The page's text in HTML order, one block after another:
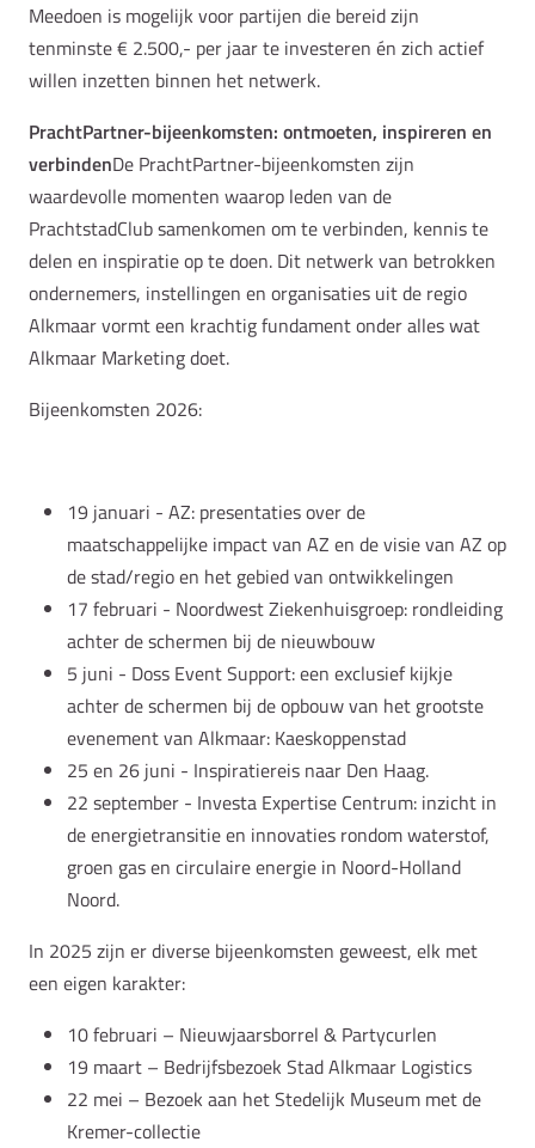
Meedoen is mogelijk voor partijen die bereid zijn
tenminste € 2.500,- per jaar te investeren én zich actief
willen inzetten binnen het netwerk.
PrachtPartner-bijeenkomsten: ontmoeten, inspireren en
verbindenDe PrachtPartner-bijeenkomsten zijn
waardevolle momenten waarop leden van de
PrachtstadClub samenkomen om te verbinden, kennis te
delen en inspiratie op te doen. Dit netwerk van betrokken
ondernemers, instellingen en organisaties uit de regio
Alkmaar vormt een krachtig fundament onder alles wat
Alkmaar Marketing doet.
Bijeenkomsten 2026:
19 januari - AZ: presentaties over de
maatschappelijke impact van AZ en de visie van AZ op
de stad/regio en het gebied van ontwikkelingen
17 februari - Noordwest Ziekenhuisgroep: rondleiding
achter de schermen bij de nieuwbouw
5 juni - Doss Event Support: een exclusief kijkje
achter de schermen bij de opbouw van het grootste
evenement van Alkmaar: Kaeskoppenstad
25 en 26 juni - Inspiratiereis naar Den Haag.
22 september - Investa Expertise Centrum: inzicht in
de energietransitie en innovaties rondom waterstof,
groen gas en circulaire energie in Noord-Holland
Noord.
In 2025 zijn er diverse bijeenkomsten geweest, elk met
een eigen karakter:
10 februari – Nieuwjaarsborrel & Partycurlen
19 maart – Bedrijfsbezoek Stad Alkmaar Logistics
22 mei – Bezoek aan het Stedelijk Museum met de
Kremer-collectie